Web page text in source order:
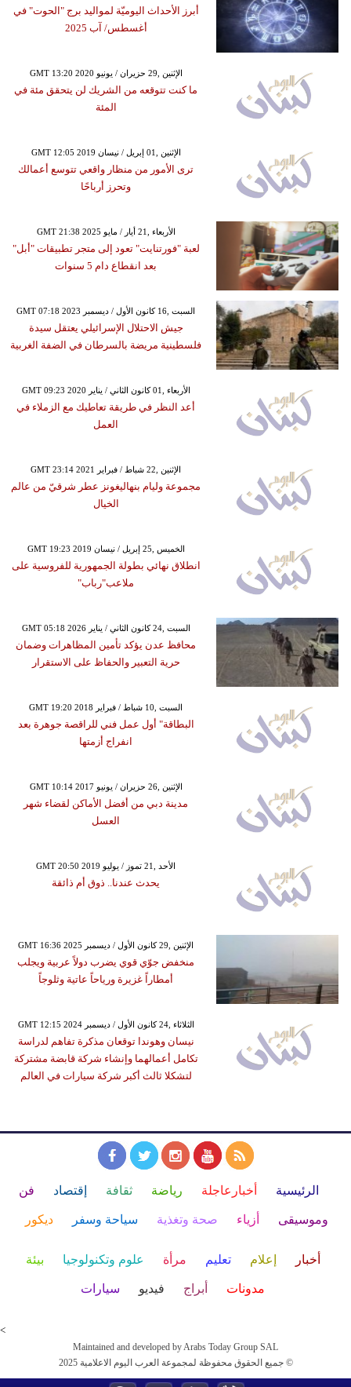
أبرز الأحداث اليوميّة لمواليد برج "الحوت" في
أغسطس/ آب 2025
GMT 13:20 2020 الإثنين ,29 حزيران / يونيو
ما كنت تتوقعه من الشريك لن يتحقق مئة في
المئة
GMT 12:05 2019 الإثنين ,01 إبريل / نيسان
ترى الأمور من منظار واقعي تتوسع أعمالك
وتحرز أرباحًا
GMT 21:38 2025 الأربعاء ,21 أيار / مايو
لعبة "فورتنايت" تعود إلى متجر تطبيقات "أبل"
بعد انقطاع دام 5 سنوات
GMT 07:18 2023 السبت ,16 كانون الأول / ديسمبر
جيش الاحتلال الإسرائيلي يعتقل سيدة
فلسطينية مريضة بالسرطان في الضفة الغربية
GMT 09:23 2020 الأربعاء ,01 كانون الثاني / يناير
أعد النظر في طريقة تعاطيك مع الزملاء في
العمل
GMT 23:14 2021 الإثنين ,22 شباط / فبراير
مجموعة وليام بنهاليغونز عطر شرقيّ من عالم
الخيال
GMT 19:23 2019 الخميس ,25 إبريل / نيسان
انطلاق نهائي بطولة الجمهورية للفروسية على
ملاعب"رباب"
GMT 05:18 2026 السبت ,24 كانون الثاني / يناير
محافظ عدن يؤكد تأمين المظاهرات وضمان
حرية التعبير والحفاظ على الاستقرار
GMT 19:20 2018 السبت ,10 شباط / فبراير
البطاقة" أول عمل فني للراقصة جوهرة بعد
انفراج أزمتها
GMT 10:14 2017 الإثنين ,26 حزيران / يونيو
مدينة دبي من أفضل الأماكن لقضاء شهر
العسل
GMT 20:50 2019 الأحد ,21 تموز / يوليو
يحدث عندنا.. ذوق أم ذائقة
GMT 16:36 2025 الإثنين ,29 كانون الأول / ديسمبر
منخفض جوّي قوي يضرب دولاً عربية ويجلب
أمطاراً غزيرة ورياحاً عاتية وثلوجاً
GMT 12:15 2024 الثلاثاء ,24 كانون الأول / ديسمبر
نيسان وهوندا توقعان مذكرة تفاهم لدراسة
تكامل أعمالهما وإنشاء شركة قابضة مشتركة
لتشكلا ثالث أكبر شركة سيارات في العالم
الرئيسية أخبارعاجلة رياضة ثقافة إقتصاد فن
وموسيقى أزياء صحة وتغذية سياحة وسفر ديكور
أخبار إعلام تعليم مرأة علوم وتكنولوجيا بيئة
مدونات أبراج فيديو سيارات
<
Maintained and developed by Arabs Today Group SAL
جميع الحقوق محفوظة لمجموعة العرب اليوم الاعلامية 2025 ©